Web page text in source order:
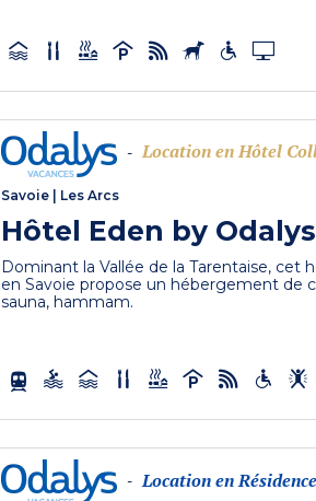
- Location en Hôtel
Savoie | Les Arcs
Hôtel Eden by Odalys
Dominant la Vallée de la Tarentaise, cet
en Savoie propose un hébergement de
sauna, hammam.
- Location en